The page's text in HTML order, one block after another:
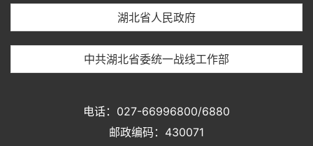
湖北省人民政府
中共湖北省委统一战线工作部
电话：027-66996800/6880
邮政编码：430071